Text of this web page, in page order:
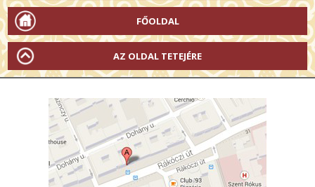
FŐOLDAL
AZ OLDAL TETEJÉRE